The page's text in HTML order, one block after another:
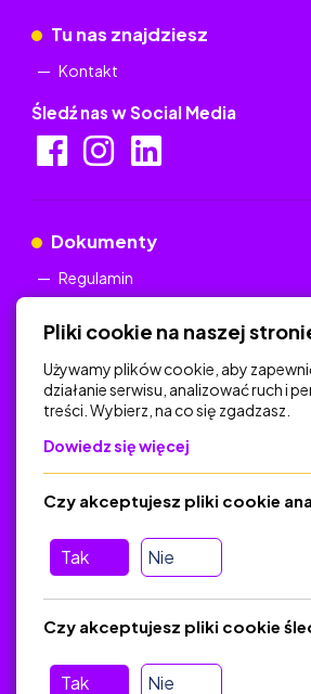
Tu nas znajdziesz
Kontakt
Śledź nas w Social Media
Dokumenty
Regulamin
Na skróty
Polityka Prywatności
Regulamin
O platformie
Baza materiałów dydaktycznych
Jak zostać autorem
FAQ
Pliki cookie na naszej
Używamy plików cookie, aby
działanie serwisu, analizować ruch i
treści. Wybierz, na co się zgadzasz.
Dowiedz się więcej
Tak Nie
Czy akceptujesz pliki cookie
Tak Nie
Czy akceptujesz pliki cookie